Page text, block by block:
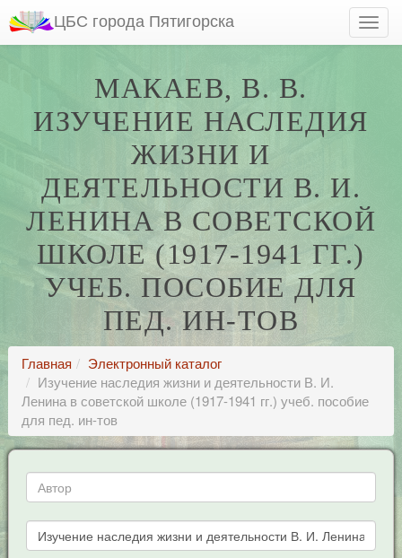
ЦБС города Пятигорска
МАКАЕВ, В. В.
ИЗУЧЕНИЕ НАСЛЕДИЯ
ЖИЗНИ И
ДЕЯТЕЛЬНОСТИ В. И.
ЛЕНИНА В СОВЕТСКОЙ
ШКОЛЕ (1917-1941 ГГ.)
УЧЕБ. ПОСОБИЕ ДЛЯ
ПЕД. ИН-ТОВ
Главная
Электронный каталог
Изучение наследия жизни и деятельности В. И.
Ленина в советской школе (1917-1941 гг.) учеб. пособие
для пед. ин-тов